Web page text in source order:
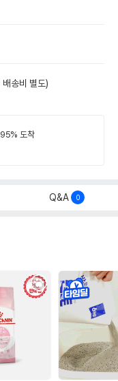
송비 별도)
도착
Q&A 0